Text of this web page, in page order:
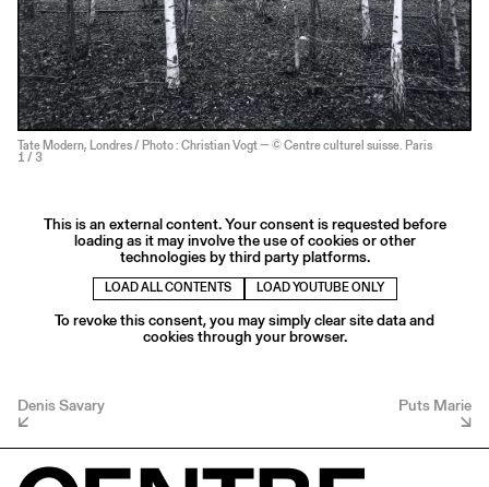
Tate Modern, Londres / Photo : Christian Vogt — © Centre culturel suisse. Paris
1 / 3
This is an external content. Your consent is requested before
loading as it may involve the use of cookies or other
technologies by third party platforms.
LOAD ALL CONTENTS LOAD YOUTUBE ONLY
To revoke this consent, you may simply clear site data and
cookies through your browser.
Denis Savary Puts Marie